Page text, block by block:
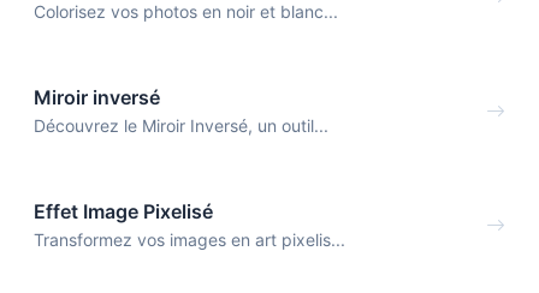
Colorisez vos photos en noir et blanc...
Miroir inversé
Découvrez le Miroir Inversé, un outil...
Effet Image Pixelisé
Transformez vos images en art pixelis...